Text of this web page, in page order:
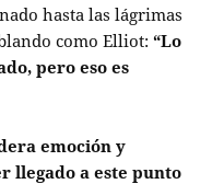
hasta las lágrimas
como Elliot:“Lo
pero eso es
emoción y
llegado a este punto